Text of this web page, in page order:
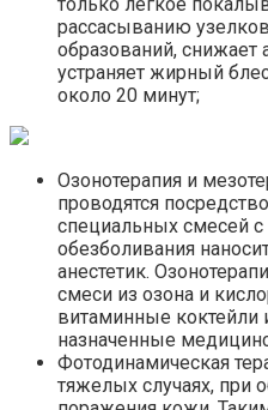
рассасыванию
образований, снижает
устраняет жирный
около 20 минут;
Озонотерапия и
проводятся
специальных смесей
обезболивания
анестетик.
смеси из озона и
витаминные коктейли
назначенные
Фотодинамическая
тяжелых случаях, при